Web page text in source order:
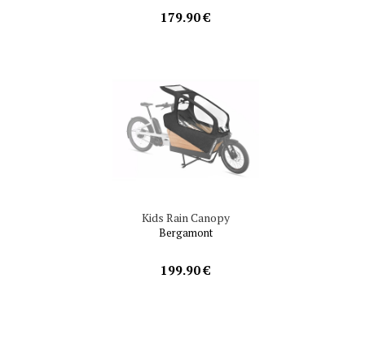
179.90 €
Kids Rain Canopy
Bergamont
199.90 €